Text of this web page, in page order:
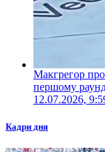
Макгрегор
першому
12.07.2026,
Кадри дня